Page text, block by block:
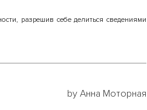
разрешив себе делиться сведениями
by Анна Моторная